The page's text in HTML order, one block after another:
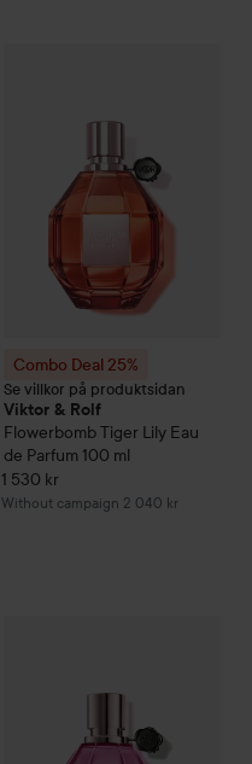
Combo Deal 25%
Se villkor på produktsidan
Viktor & Rolf
FlowerbombTiger Lily Eau
de Parfum 100 ml
1 530 kr
Without campaign 2 040 kr